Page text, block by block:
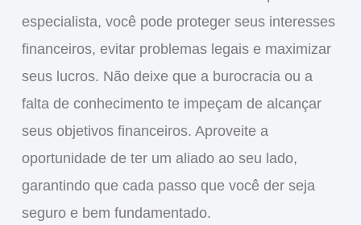
especialista, você pode proteger seus interesses
financeiros, evitar problemas legaise maximizar
seus lucros. Não deixe que a burocracia ou a
falta de conhecimento te impeçam de alcançar
seus objetivos financeiros. Aproveite a
oportunidade de ter um aliado ao seu lado,
garantindo que cada passo que você der seja
seguro e bem fundamentado.